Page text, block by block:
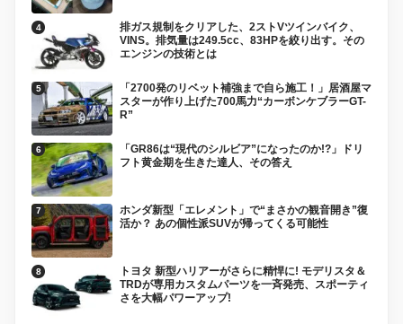
排ガス規制をクリアした、2ストVツインバイク、
VINS。排気量は249.5cc、83HPを絞り出す。その
エンジンの技術とは
「2700発のリベット補強まで自ら施工！」居酒屋マ
スターが作り上げた700馬力“カーボンケブラーGT-
R”
「GR86は“現代のシルビア”になったのか!?」ドリ
フト黄金期を生きた達人、その答え
ホンダ新型「エレメント」で“まさかの観音開き”復
活か？ あの個性派SUVが帰ってくる可能性
トヨタ 新型ハリアーがさらに精悍に! モデリスタ＆
TRDが専用カスタムパーツを一斉発売、スポーティ
さを大幅パワーアップ!